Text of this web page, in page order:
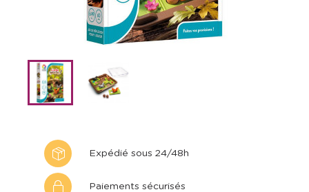
Expédié sous 24/48h
Paiements sécurisés